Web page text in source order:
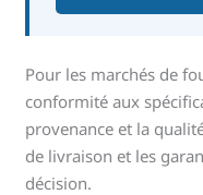
Pour les marchés de
conformité aux
provenance et la
de livraison et les
décision.